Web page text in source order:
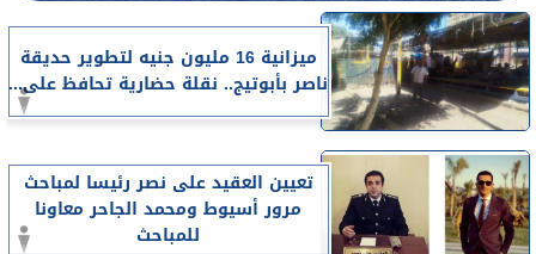
ميزانية 16 مليون جنيه لتطوير حديقة
ناصر بأبوتيج.. نقلة حضارية تحافظ على...
تعيين العقيد على نصر رئيسا لمباحث
مرور أسيوط ومحمد الجاحر معاونا
للمباحث